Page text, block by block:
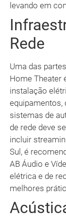
levando em
Rede
Uma das
Home Theater
instalação
equipamentos,
sistemas de
de rede deve
incluir
Sul, é
AB Áudio e
elétrica e de
melhores